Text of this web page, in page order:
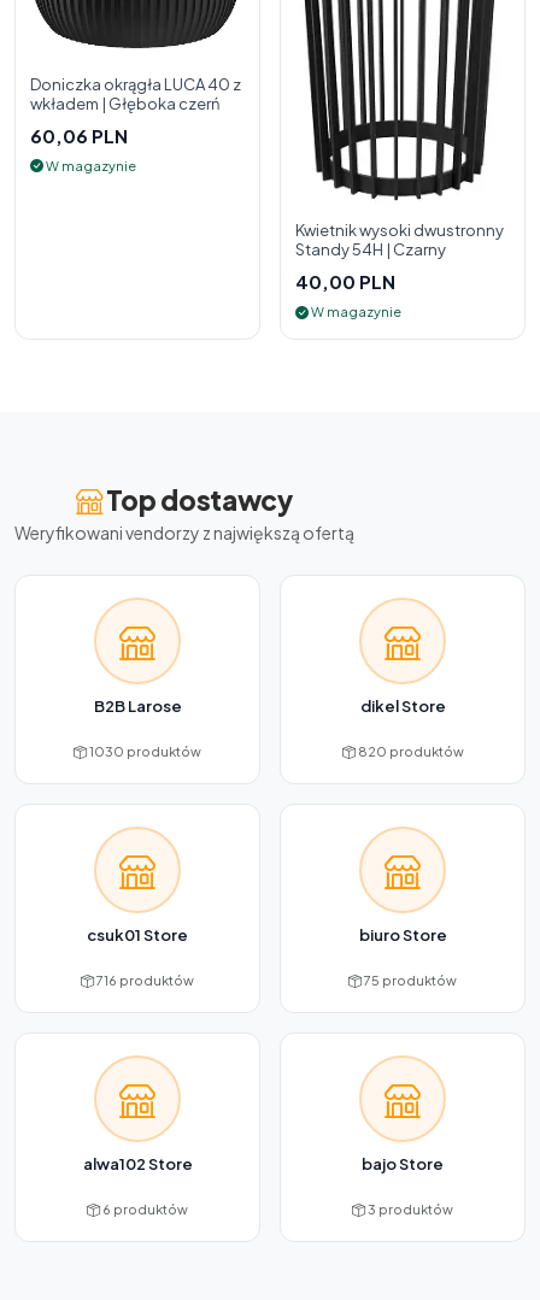
Doniczka okrągła LUCA 40 z
wkładem | Głęboka czerń
60,06 PLN
W magazynie
Kwietnik wysoki dwustronny
Standy 54H | Czarny
40,00 PLN
W magazynie
Top dostawcy
Weryfikowani vendorzy z największą ofertą
B2B Larose
1030 produktów
dikel Store
820 produktów
csuk01 Store
716 produktów
biuro Store
75 produktów
alwa102 Store
6 produktów
bajo Store
3 produktów